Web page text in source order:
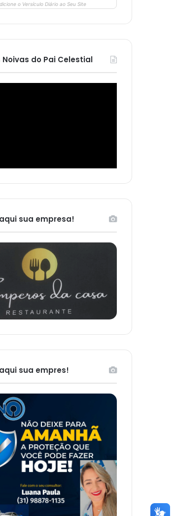
o Versículo Diário ao Seu Site
Noivas do Pai Celestial
sua empresa!
sua empres!